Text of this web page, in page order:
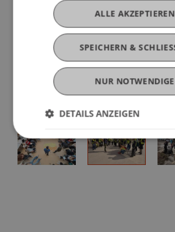
SPEICHERN &
ALLE AKZEPTIEREN
NUR NOTWENDIGE
DETAILS ANZEIGEN